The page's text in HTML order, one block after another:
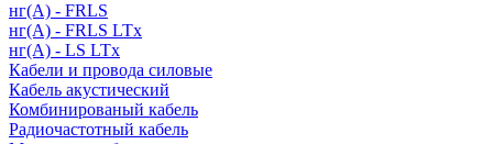
нг(А) - FRLS
нг(А) - FRLS LTx
нг(А) - LS LTx
Кабели и провода силовые
Кабель акустический
Комбинированый кабель
Радиочастотный кабель